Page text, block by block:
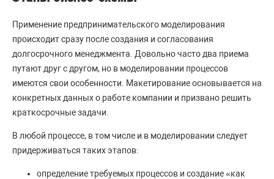
Применение предпринимательского моделирования
происходит сразу после создания и согласования
долгосрочного менеджмента. Довольно часто два приема
путают друг с другом, но в моделировании процессов
имеются свои особенности. Макетирование основывается на
конкретных данных о работе компании и призвано решить
краткосрочные задачи.
В любой процессе, в том числе и в моделировании следует
придерживаться таких этапов:
определение требуемых процессов и создание «как